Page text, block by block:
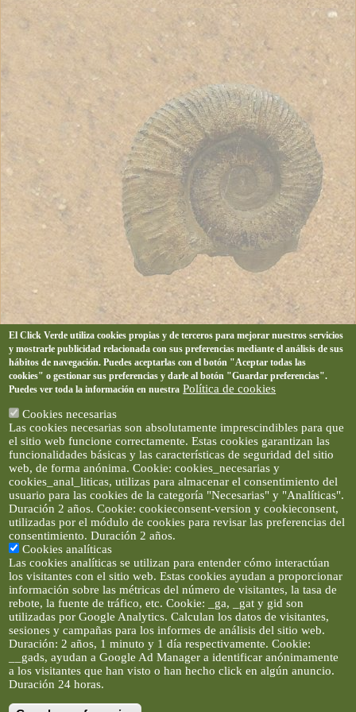
El Click Verde utiliza cookies propias y de terceros para mejorar nuestros servicios
y mostrarle publicidad relacionada con sus preferencias mediante el análisis de sus
hábitos de navegación. Puedes aceptarlas con el botón "Aceptar todas las
cookies" o gestionar sus preferencias y darle al botón "Guardar preferencias".
Puedes ver toda la información en nuestra Política de cookies
Cookies necesarias
Las cookies necesarias son absolutamente imprescindibles para que
el sitio web funcione correctamente. Estas cookies garantizan las
funcionalidades básicas y las características de seguridad del sitio
web, de forma anónima. Cookie: cookies_necesarias y
cookies_anal_liticas, utilizas para almacenar el consentimiento del
usuario para las cookies de la categoría "Necesarias" y "Analíticas".
Duración 2 años. Cookie: cookieconsent-version y cookieconsent,
utilizadas por el módulo de cookies para revisar las preferencias del
consentimiento. Duración 2 años.
Cookies analíticas
Las cookies analíticas se utilizan para entender cómo interactúan
los visitantes con el sitio web. Estas cookies ayudan a proporcionar
información sobre las métricas del número de visitantes, la tasa de
rebote, la fuente de tráfico, etc. Cookie: _ga, _gat y gid son
utilizadas por Google Analytics. Calculan los datos de visitantes,
sesiones y campañas para los informes de análisis del sitio web.
Duración: 2 años, 1 minuto y 1 día respectivamente. Cookie:
__gads, ayudan a Google Ad Manager a identificar anónimamente
a los visitantes que han visto o han hecho click en algún anuncio.
Duración 24 horas.